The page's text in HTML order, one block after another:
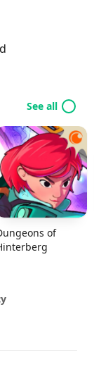
See all
of